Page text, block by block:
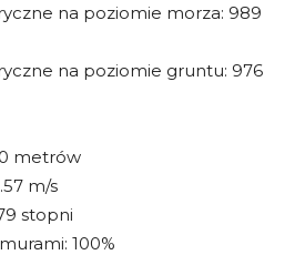
na poziomie morza: 989
na poziomie gruntu: 976
metrów
m/s
stopni
100%